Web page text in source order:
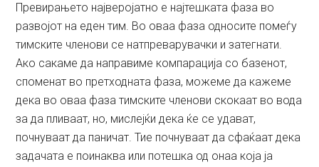
Превирањето најверојатно е најтешката фаза во
развојот на еден тим. Во оваа фаза односите помеѓу
тимските членови се натпреварувачки и затегнати.
Ако сакаме да направиме компарација со базенот,
споменат во претходната фаза, можеме да кажеме
дека во оваа фаза тимските членови скокаат во вода
за да пливаат, но, мислејќи дека ќе се удават,
почнуваат да паничат. Тие почнуваат да сфаќаат дека
задачата е поинаква или потешка од онаа која ја